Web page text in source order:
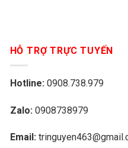
HỖ TRỢ TRỰC TUYẾN
Hotline: 0908.738.979
Zalo: 0908738979
Email: